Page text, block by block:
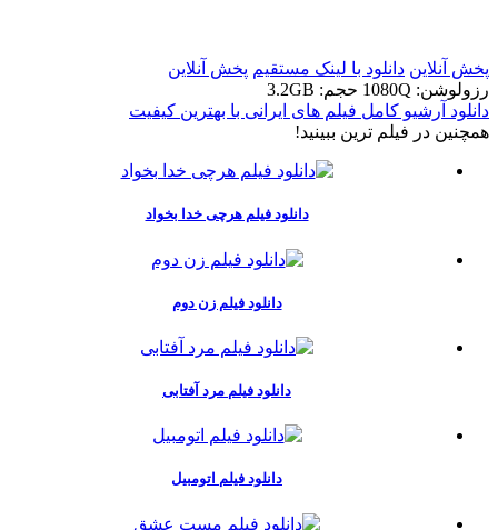
پخش آنلاین دانلود با لينک مستقيم پخش آنلاین
رزولوشن: 1080Q
حجم: 3.2GB
دانلود آرشیو کامل فیلم های ایرانی با بهترین کیفیت
همچنين در فيلم ترين ببينيد!
دانلود فیلم هرچی خدا بخواد
دانلود فیلم زن دوم
دانلود فیلم مرد آفتابی
دانلود فیلم اتومبیل